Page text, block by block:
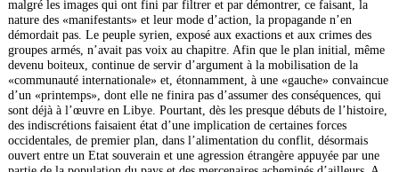
malgré les images qui ont fini par filtrer et par démontrer, ce faisant, la
nature des «manifestants» et leur mode d’action, la propagande n’en
démordait pas. Le peuple syrien, exposé aux exactions et aux crimes des
groupes armés, n’avait pas voix au chapitre. Afin que le plan initial, même
devenu boiteux, continue de servir d’argument à la mobilisation de la
«communauté internationale» et, étonnamment, à une «gauche» convaincue
d’un «printemps», dont elle ne finira pas d’assumer des conséquences, qui
sont déjà à l’œuvre en Libye. Pourtant, dès les presque débuts de l’histoire,
des indiscrétions faisaient état d’une implication de certaines forces
occidentales, de premier plan, dans l’alimentation du conflit, désormais
ouvert entre un Etat souverain et une agression étrangère appuyée par une